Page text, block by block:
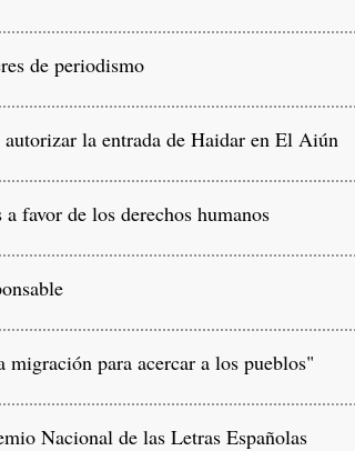
de periodismo
la entrada de Haidar en El Aiún
favor de los derechos humanos
para acercar a los pueblos"
Nacional de las Letras Españolas